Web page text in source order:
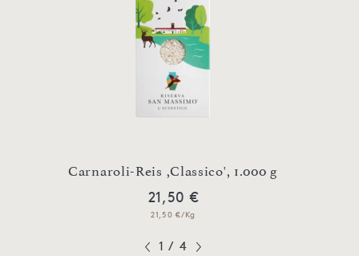
Carnaroli-Reis ,Classico', 1.000 g
21,50 €
21,50 €/Kg
1 / 4